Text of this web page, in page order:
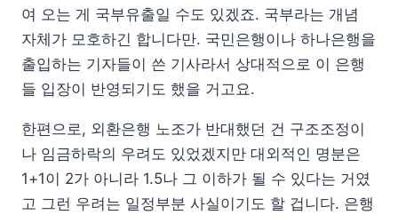
여 오는 게 국부유출일 수도 있겠죠. 국부라는 개념
자체가 모호하긴 합니다만. 국민은행이나 하나은행을
출입하는 기자들이 쓴 기사라서 상대적으로 이 은행
들 입장이 반영되기도 했을 거고요.
한편으로, 외환은행 노조가 반대했던 건 구조조정이
나 임금하락의 우려도 있었겠지만 대외적인 명분은
1+1이 2가 아니라 1.5나 그 이하가 될 수 있다는 거였
고 그런 우려는 일정부분 사실이기도 할 겁니다. 은행